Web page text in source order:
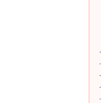
·
·
·
·
·